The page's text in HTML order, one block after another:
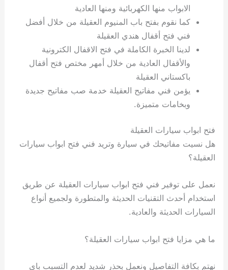
الابواب منها الكهربائية ومنها العادية
كما نقوم بفتح باب المنيوم العقيلة من خلال أفضل
فني فتح أقفال هندي العقيلة
لدينا الخبرة الكاملة في فتح الاقفال الكترونية
والأقفال العادية من خلال أمهر مختص فتح أقفال
باكستاني العقيلة
يؤمن فني مفاتيح العقيلة خدمة صب مفاتيح جديدة
وبخامات متميزة.
فتح ابواب سيارات العقيلة
هل نسيت مفاتيحك في سيارة وتريد فني فتح ابواب سيارات
العقيلة؟
نعمل على توفير فني فتح ابواب سيارات العقيلة عن طريق
استخدام أحدث التقنيات الحديثة والمتطورة ولجميع أنواع
السيارات الحديثة والعادية.
ما هي مزايا فتح ابواب سيارات العقيلة؟
نهتم بكافة التفاصيل ونعمل بحذر شديد لعدم التسبب باي